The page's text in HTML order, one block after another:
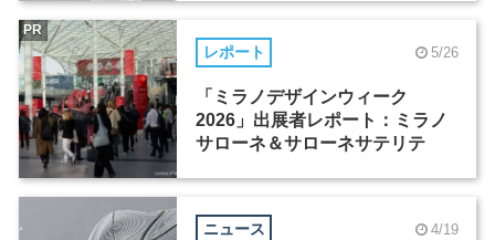
レポート 5/26
「ミラノデザインウィーク
2026」出展者レポート：ミラノ
サローネ＆サローネサテリテ
PR
ニュース 4/19